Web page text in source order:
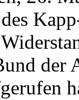
der